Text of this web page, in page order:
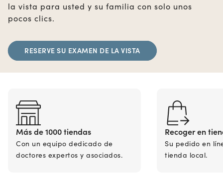
la vista para usted y su familia con solo unos
pocos clics.
RESERVE SU EXAMEN DE LA VISTA
Más de 1000 tiendas
Con un equipo dedicado de
doctores expertos y asociados.
Recoger en
Su pedido en
tienda local.